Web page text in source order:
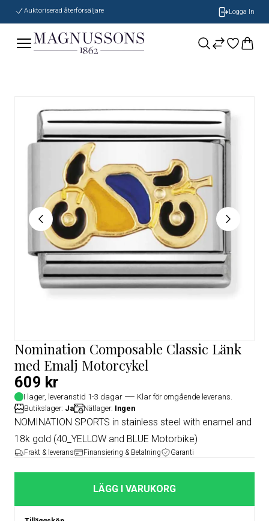
Auktoriserad återförsäljare Logga In
Nomination Composable Classic Länk
med Emalj Motorcykel
609 kr
I lager, leveranstid 1-3 dagar
Klar för omgående leverans.
Butikslager: Ja Nätlager: Ingen
NOMINATION SPORTS in stainless steel with enamel and
18k gold (40_YELLOW and BLUE Motorbike)
Frakt & leverans Finansiering & Betalning Garanti
LÄGG I VARUKORG